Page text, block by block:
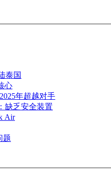
泰国
心
年超越对手
缺乏安全装置
Air
题